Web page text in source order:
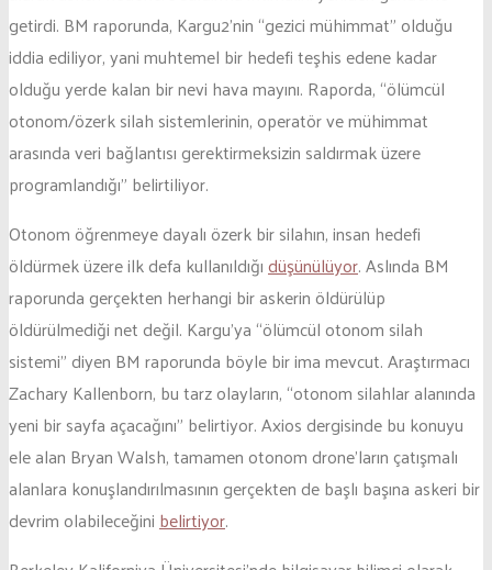
getirdi. BM raporunda, Kargu2’nin “gezici mühimmat” olduğu
iddia ediliyor, yani muhtemel bir hedefi teşhis edene kadar
olduğu yerde kalan bir nevi hava mayını. Raporda, “ölümcül
otonom/özerk silah sistemlerinin, operatör ve mühimmat
arasında veri bağlantısı gerektirmeksizin saldırmak üzere
programlandığı” belirtiliyor.
Otonom öğrenmeye dayalı özerk bir silahın, insan hedefi
öldürmek üzere ilk defa kullanıldığıdüşünülüyor. Aslında BM
raporunda gerçekten herhangi bir askerin öldürülüp
öldürülmediği net değil. Kargu’ya “ölümcül otonom silah
sistemi” diyen BM raporunda böyle bir ima mevcut. Araştırmacı
Zachary Kallenborn, bu tarz olayların, “otonom silahlar alanında
yeni bir sayfa açacağını” belirtiyor. Axios dergisinde bu konuyu
ele alan Bryan Walsh, tamamen otonom drone’ların çatışmalı
alanlara konuşlandırılmasının gerçekten de başlı başına askeri bir
devrim olabileceğinibelirtiyor.